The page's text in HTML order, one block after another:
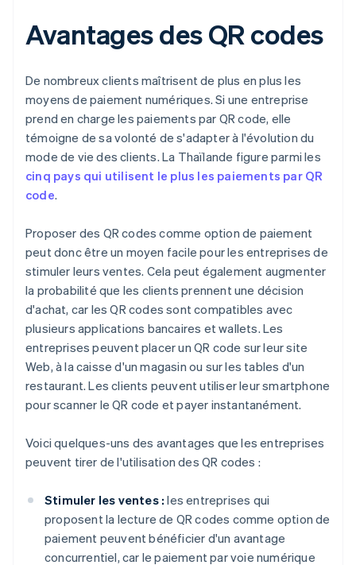
Avantages des QR codes
De nombreux clients maîtrisent de plus en plus les
moyens de paiement numériques. Si une entreprise
prend en charge les paiements par QR code, elle
témoigne de sa volonté de s'adapter à l'évolution du
mode de vie des clients. La Thaïlande figure parmi les
cinq pays qui utilisent le plus les paiements par QR
code.
Proposer des QR codes comme option de paiement
peut donc être un moyen facile pour les entreprises de
stimuler leurs ventes. Cela peut également augmenter
la probabilité que les clients prennent une décision
d'achat, car les QR codes sont compatibles avec
plusieurs applications bancaires et wallets. Les
entreprises peuvent placer un QR code sur leur site
Web, à la caisse d'un magasin ou sur les tables d'un
restaurant. Les clients peuvent utiliser leur smartphone
pour scanner le QR code et payer instantanément.
Voici quelques-uns des avantages que les entreprises
peuvent tirer de l'utilisation des QR codes :
Stimuler les ventes : les entreprises qui
proposent la lecture de QR codes comme option de
paiement peuvent bénéficier d'un avantage
concurrentiel, car le paiement par voie numérique